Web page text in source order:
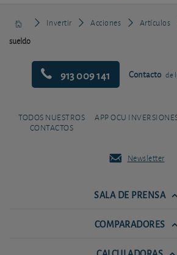
Invertir Acciones Artículos
sueldo
913 009 141 Contacto de
TODOS NUESTROS
CONTACTOS
APP OCU
Newsletter
SALA DE PRENSA
COMPARADORES